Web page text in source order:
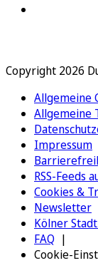
Copyright 2026
Allgemeine
Allgemeine
Impressum
RSS-Feeds
Cookies &
Newsletter
Kölner
FAQ
Cookie-